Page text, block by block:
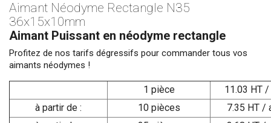
Aimant Néodyme Rectangle N35
36x15x10mm
Aimant Puissant en néodyme rectangle
Profitez de nos tarifs dégressifs pour commander tous vos
aimants néodymes !
1 pièce
11.03 HT
à partir de :
10 pièces
7.35 HT /